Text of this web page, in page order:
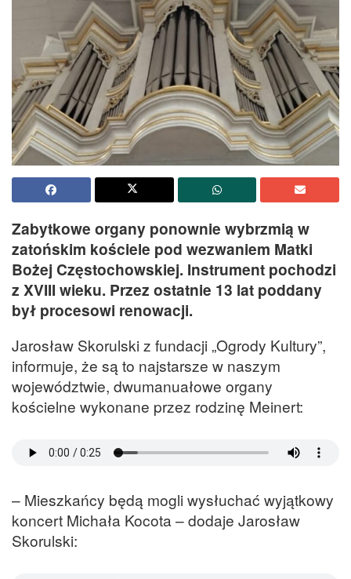
Zabytkowe organy ponownie wybrzmią w
zatońskim kościele pod wezwaniem Matki
Bożej Częstochowskiej. Instrument pochodzi
z XVIII wieku. Przez ostatnie 13 lat poddany
był procesowi renowacji.
Jarosław Skorulski z fundacji „Ogrody Kultury”,
informuje, że są to najstarsze w naszym
województwie, dwumanuałowe organy
kościelne wykonane przez rodzinę Meinert:
– Mieszkańcy będą mogli wysłuchać wyjątkowy
koncert Michała Kocota – dodaje Jarosław
Skorulski: